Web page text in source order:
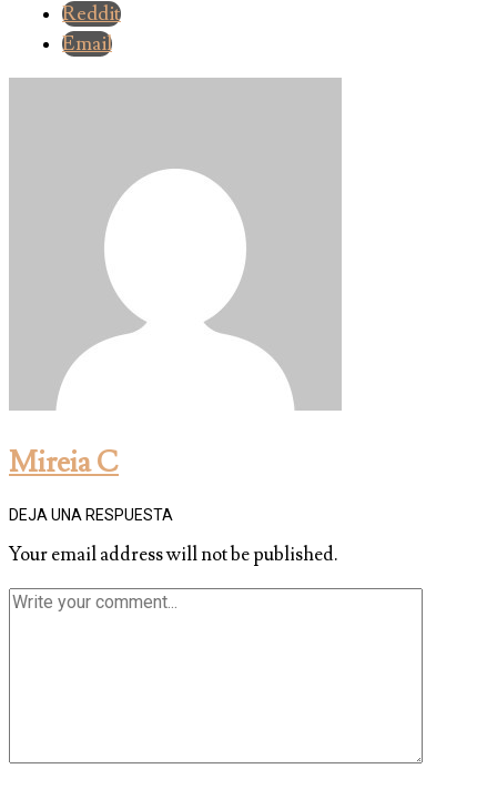
Reddit
Email
Mireia C
DEJA UNA RESPUESTA
Your email address will not be published.